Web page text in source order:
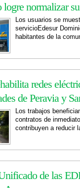
normalizar
Los usuarios se
servicioEdesur
habitantes de la
redes
de Peravia y
Los trabajos
contratos de
contribuyen a reducir
de las